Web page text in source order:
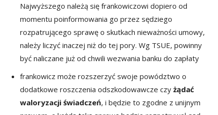
Najwyższego należą się frankowiczowi dopiero od
momentu poinformowania go przez sędziego
rozpatrującego sprawę o skutkach nieważności umowy,
należy liczyć inaczej niż do tej pory. Wg TSUE, powinny
być naliczane już od chwili wezwania banku do zapłaty
frankowicz może rozszerzyć swoje powództwo o
dodatkowe roszczenia odszkodowawcze czy żądać
waloryzacji świadczeń, i będzie to zgodne z unijnym